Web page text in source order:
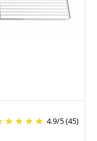
4.9/5(45)